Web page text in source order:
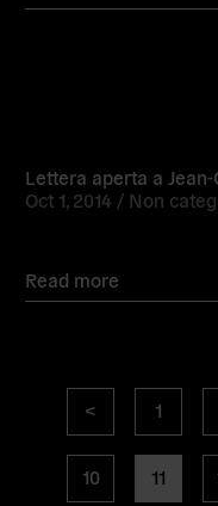
Lettera aperta a
Oct 1, 2014 / Non
Read more
Posts
navigation
< Previous
page
page
1
page
10 page
11